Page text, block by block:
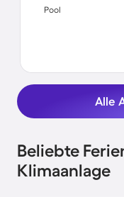
Pool
Alle
Beliebte
Klimaanlage